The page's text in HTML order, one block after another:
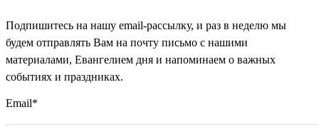
Подпишитесь на нашу email-рассылку, и раз в неделю мы
будем отправлять Вам на почту письмо с нашими
материалами, Евангелием дня и напоминаем о важных
событиях и праздниках.
Email*